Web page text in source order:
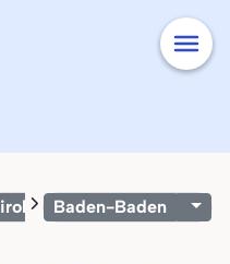
und
Baden-Baden